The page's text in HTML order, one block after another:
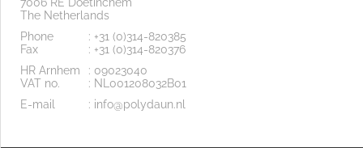
The Netherlands
Phone
Fax
: +31 (0)314-820385
: +31 (0)314-820376
HR Arnhem
VAT no.
: 09023040
: NL001208032B01
E-mail
: info@polydaun.nl